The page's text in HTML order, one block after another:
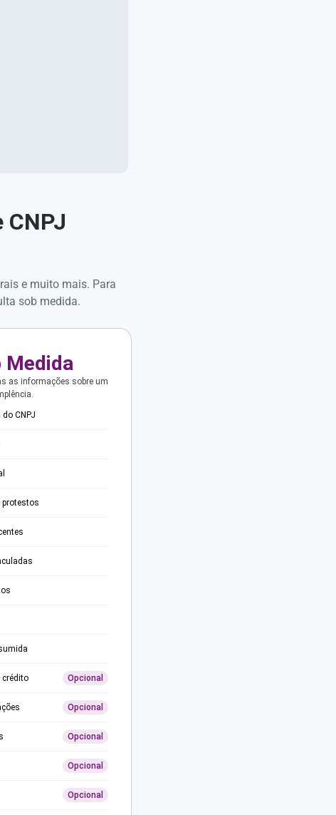
e muito mais. Para
sob medida.
Medida
as informações sobre um
CNPJ
protestos
crédito Opcional
Opcional
Opcional
Opcional
Opcional